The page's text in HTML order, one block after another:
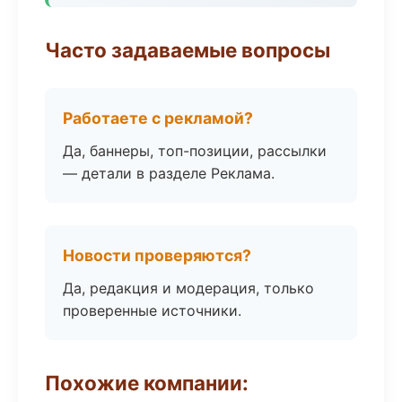
Часто задаваемые вопросы
Работаете с рекламой?
Да, баннеры, топ-позиции, рассылки
— детали в разделе Реклама.
Новости проверяются?
Да, редакция и модерация, только
проверенные источники.
Похожие компании: